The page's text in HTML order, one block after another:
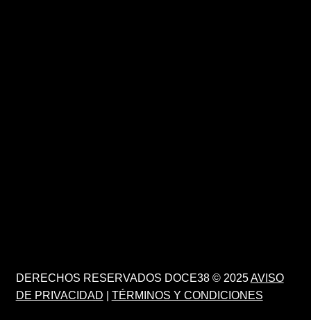
DERECHOS RESERVADOS DOCE38 © 2025AVISO
DE PRIVACIDAD
TÉRMINOS Y CONDICIONES